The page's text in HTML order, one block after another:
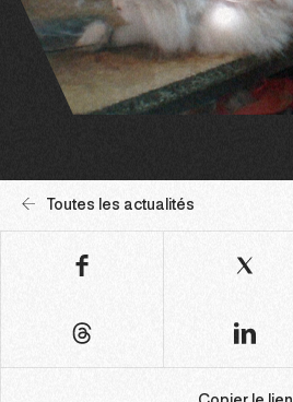
Toutes les actualités